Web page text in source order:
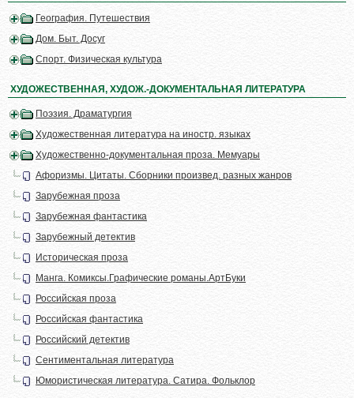
География. Путешествия
Дом. Быт. Досуг
Спорт. Физическая культура
ХУДОЖЕСТВЕННАЯ, ХУДОЖ.-ДОКУМЕНТАЛЬНАЯ ЛИТЕРАТУРА
Поэзия. Драматургия
Художественная литература на иностр. языках
Художественно-документальная проза. Мемуары
Афоризмы. Цитаты. Сборники произвед. разных жанров
Зарубежная проза
Зарубежная фантастика
Зарубежный детектив
Историческая проза
Манга. Комиксы.Графические романы.АртБуки
Российская проза
Российская фантастика
Российский детектив
Сентиментальная литература
Юмористическая литература. Сатира. Фольклор